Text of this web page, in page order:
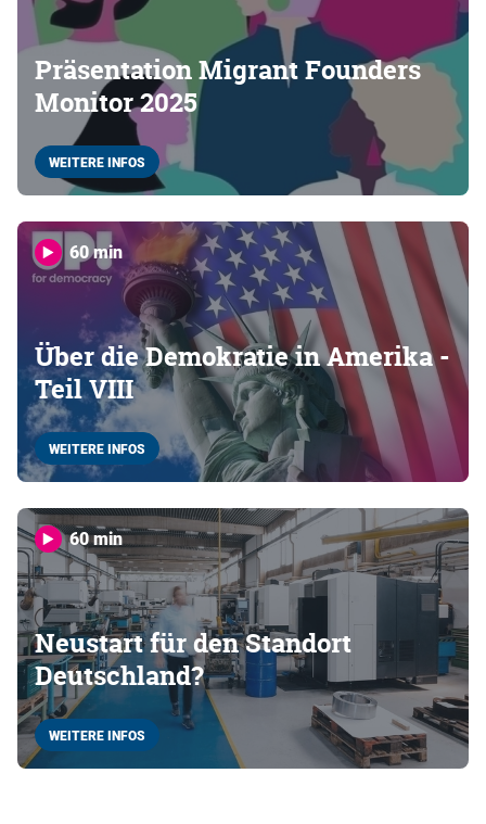
Präsentation Migrant Founders
Monitor 2025
WEITERE INFOS
60 min
Über die Demokratie in Amerika -
Teil VIII
WEITERE INFOS
60 min
Neustart für den Standort
Deutschland?
WEITERE INFOS